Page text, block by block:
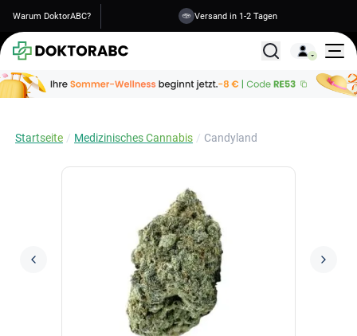
Warum DoktorABC? Versand in 1-2 Tagen
Alle
Startseite Medizinisches Cannabis Candyland